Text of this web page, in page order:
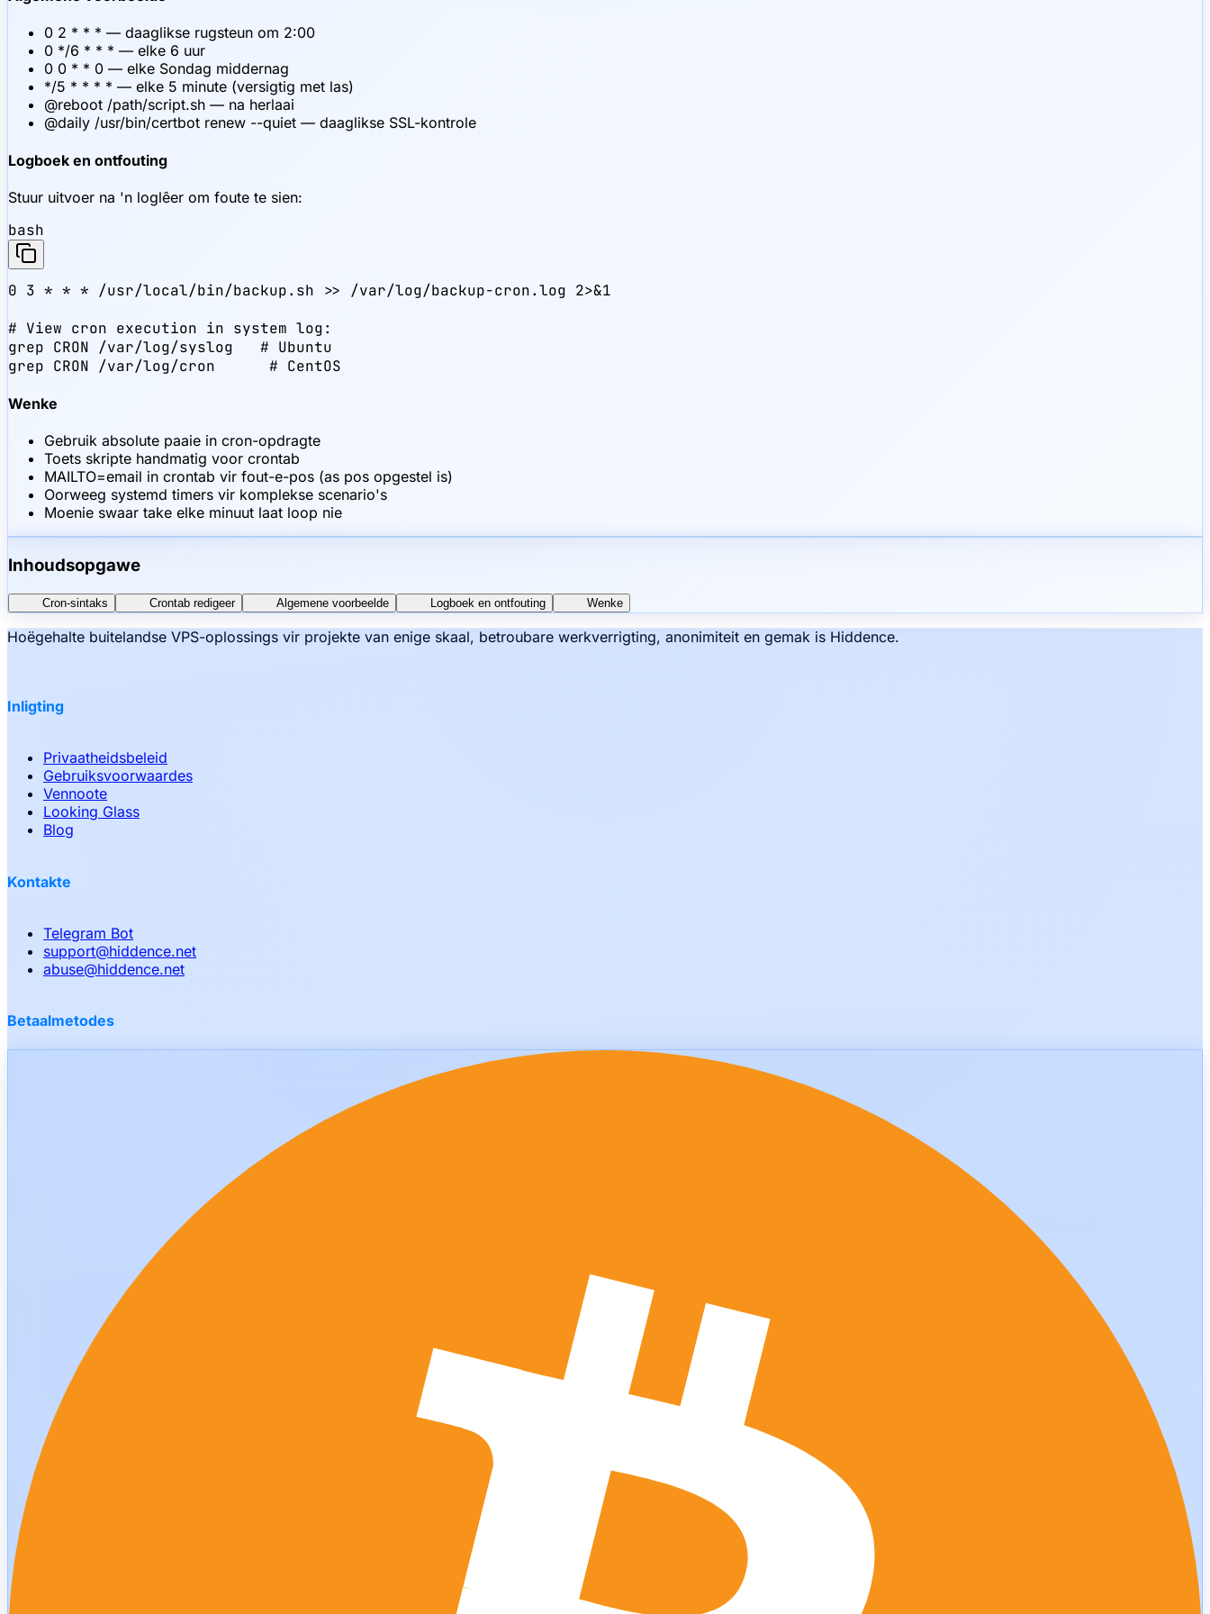
0 2 * * * — daaglikse rugsteun om 2:00
0 */6 * * * — elke 6 uur
0 0 * * 0 — elke Sondag middernag
*/5 * * * * — elke 5 minute (versigtig met las)
@reboot /path/script.sh — na herlaai
@daily /usr/bin/certbot renew --quiet — daaglikse SSL-kontrole
Logboek en ontfouting
Stuur uitvoer na 'n loglêer om foute te sien:
bash
0 3 * * * /usr/local/bin/backup.sh >> /var/log/backup-cron.log 2>&1
# View cron execution in system log:
grep CRON /var/log/syslog   # Ubuntu
grep CRON /var/log/cron      # CentOS
Wenke
Gebruik absolute paaie in cron-opdragte
Toets skripte handmatig voor crontab
MAILTO=email in crontab vir fout-e-pos (as pos opgestel is)
Oorweeg systemd timers vir komplekse scenario's
Moenie swaar take elke minuut laat loop nie
Inhoudsopgawe
Cron-sintaks Crontab redigeer Algemene voorbeelde Logboek en ontfouting Wenke
Hoëgehalte buitelandse VPS-oplossings vir projekte van enige skaal, betroubare werkverrigting, anonimiteit en gemak is Hiddence.
Inligting
Privaatheidsbeleid
Gebruiksvoorwaardes
Vennoote
Looking Glass
Blog
Kontakte
Telegram Bot
support@hiddence.net
abuse@hiddence.net
Betaalmetodes